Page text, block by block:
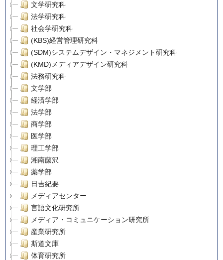
文学研究科
法学研究科
社会学研究科
(KBS)経営管理研究科
(SDM)システムデザイン・マネジメント研究科
(KMD)メディアデザイン研究科
法務研究科
文学部
経済学部
法学部
商学部
医学部
理工学部
湘南藤沢
薬学部
日吉紀要
メディアセンター
言語文化研究所
メディア・コミュニケーション研究所
産業研究所
斯道文庫
体育研究所